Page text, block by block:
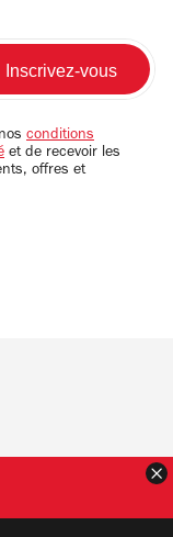
conditions
et de recevoir les
offres et